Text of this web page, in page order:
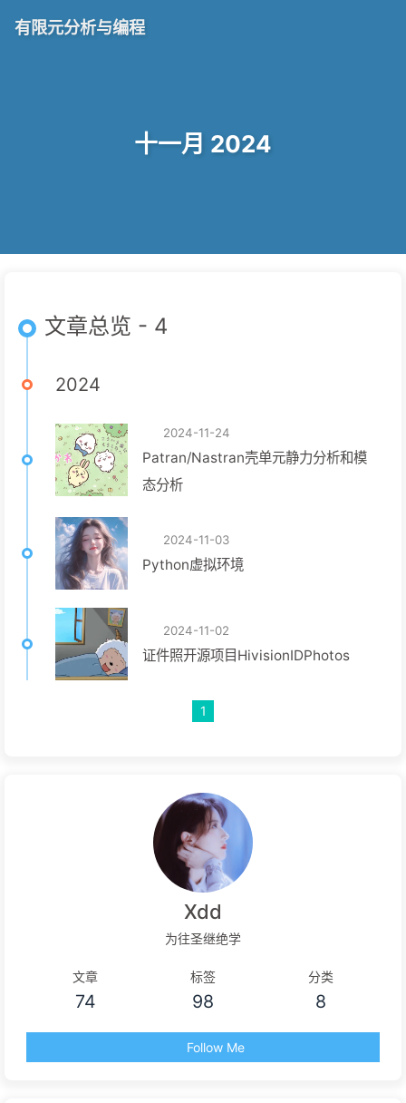
有限元分析与编程
十一月 2024
文章总览 - 4
2024
2024-11-24
Patran/Nastran壳单元静力分析和模
态分析
2024-11-03
Python虚拟环境
2024-11-02
证件照开源项目HivisionIDPhotos
1
Xdd
为往圣继绝学
文章
74
标签
98
分类
8
Follow Me